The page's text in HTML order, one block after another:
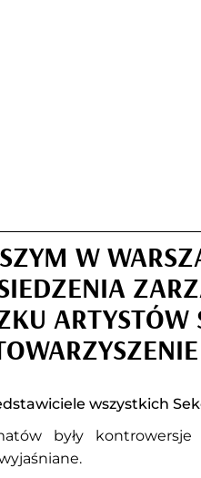
W
ARTYSTÓW
wszystkich
były kontrowersje